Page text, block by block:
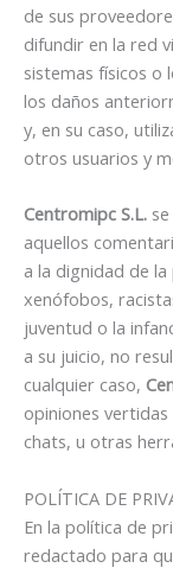
de sus
difundir en la red
sistemas físicos o
los daños
y, en su caso,
otros usuarios y
Centromipc S.L.
aquellos
a la dignidad de
xenófobos,
juventud o la
a su juicio, no
cualquier caso,
opiniones
chats, u otras
POLÍTICA DE
En la política de
redactado para